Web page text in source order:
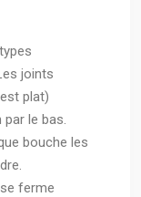
joints
plat)
le bas.
bouche les
ferme